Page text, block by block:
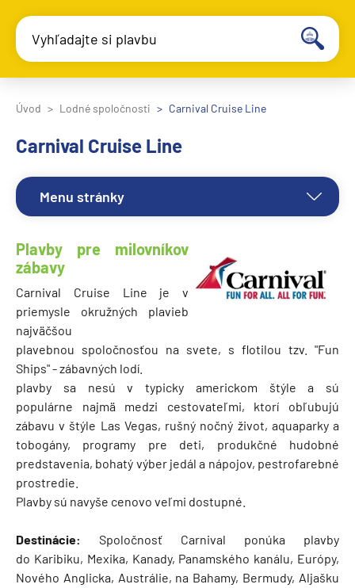
Vyhľadajte si plavbu
Úvod Lodné spoločnosti Carnival Cruise Line
Carnival Cruise Line
Menu stránky
Plavby pre milovníkov
zábavy
Carnival Cruise Line je v
priemysle okružných plavieb
najväčšou
plavebnou spoločnosťou na svete, s flotilou tzv. "Fun
Ships" - zábavných lodí.
plavby sa nesú v typicky americkom štýle a sú
populárne najmä medzi cestovateľmi, ktorí obľubujú
zábavu v štýle Las Vegas, rušný nočný život, aquaparky a
tobogány, programy pre deti, produkčné hudobné
predstavenia, bohatý výber jedál a nápojov, pestrofarebné
prostredie.
Plavby sú navyše cenovo veľmi dostupné.
Destinácie:
Spoločnosť Carnival ponúka plavby
do Karibiku, Mexika, Kanady, Panamského kanálu, Európy,
Nového Anglicka, Austrálie, na Bahamy, Bermudy, Aljašku